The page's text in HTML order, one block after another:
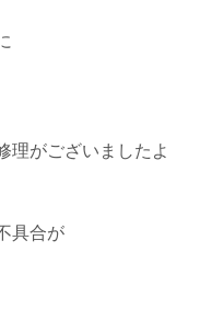
理がございましたよ
具合が